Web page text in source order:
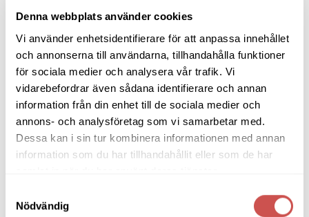
Denna webbplats använder cookies
Vi använder enhetsidentifierare för att anpassa innehållet
och annonserna till användarna, tillhandahålla funktioner
för sociala medier och analysera vår trafik. Vi
vidarebefordrar även sådana identifierare och annan
information från din enhet till de sociala medier och
annons- och analysföretag som vi samarbetar med.
Dessa kan i sin tur kombinera informationen med annan
information som du har tillhandahållit eller som de har
Nödvändig
Soffbord
Soffor
Skrivbord
Skänkar & Sideboards
Stolar
Sängar
TV-bänkar